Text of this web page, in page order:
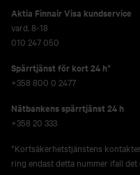
Aktia Finnair Visa kundservice
vard. 8-18
010 247 050
Spärrtjänst för kort 24 h*
+358 800 0 2477
Nätbankens spärrtjänst 24 h
+358 20 333
*Kortsäkerhetstjänstens
ring endast detta nummer ifall det